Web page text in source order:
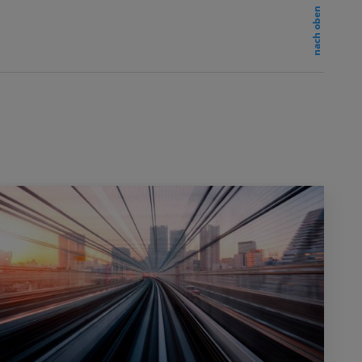
nach oben